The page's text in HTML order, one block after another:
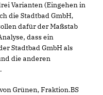
Varianten (Eingehen in
die Stadtbad GmbH,
dafür der Maßstab
dass ein
Stadtbad GmbH als
die anderen
Grünen, Fraktion.BS